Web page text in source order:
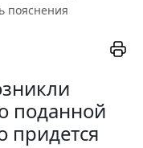
пояснения
поданной
придется